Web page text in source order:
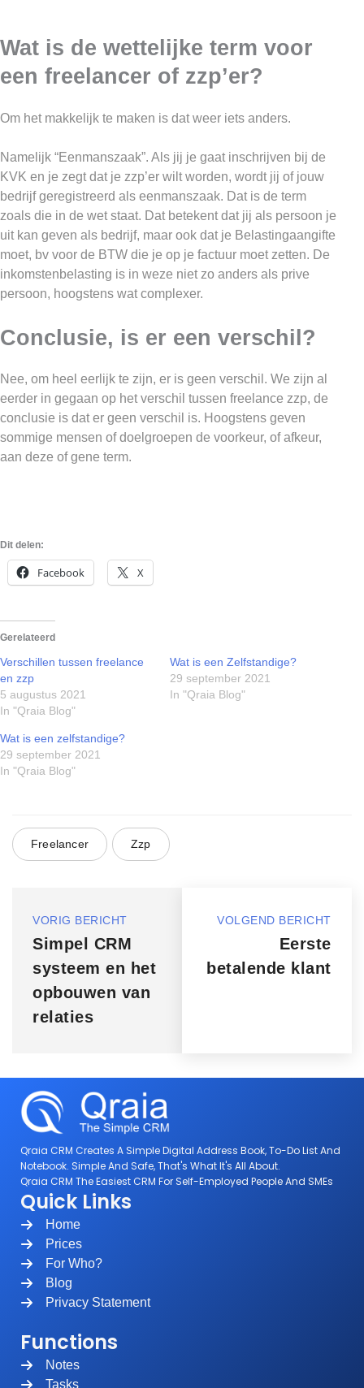
Wat is de wettelijke term voor
een freelancer of zzp’er?
Om het makkelijk te maken is dat weer iets anders.
Namelijk “Eenmanszaak”. Als jij je gaat inschrijven bij de
KVK en je zegt dat je zzp’er wilt worden, wordt jij of jouw
bedrijf geregistreerd als eenmanszaak. Dat is de term
zoals die in de wet staat. Dat betekent dat jij als persoon je
uit kan geven als bedrijf, maar ook dat je Belastingaangifte
moet, bv voor de BTW die je op je factuur moet zetten. De
inkomstenbelasting is in weze niet zo anders als prive
persoon, hoogstens wat complexer.
Conclusie, is er een verschil?
Nee, om heel eerlijk te zijn, er is geen verschil. We zijn al
eerder in gegaan op het verschil tussen freelance zzp, de
conclusie is dat er geen verschil is. Hoogstens geven
sommige mensen of doelgroepen de voorkeur, of afkeur,
aan deze of gene term.
Dit delen:
Facebook X
Gerelateerd
Verschillen tussen freelance
en zzp
5 augustus 2021
In "Qraia Blog"
Wat is een Zelfstandige?
29 september 2021
In "Qraia Blog"
Wat is een zelfstandige?
29 september 2021
In "Qraia Blog"
Freelancer Zzp
VORIG BERICHT
Simpel CRM
systeem en het
opbouwen van
relaties
VOLGEND BERICHT
Eerste
betalende klant
Qraia CRM Creates A Simple Digital Address Book, To-Do List And
Notebook. Simple And Safe, That's What It's All About.
Qraia CRM The Easiest CRM For Self-Employed People And SMEs
Quick Links
Home
Prices
For Who?
Blog
Privacy Statement
Functions
Notes
Tasks